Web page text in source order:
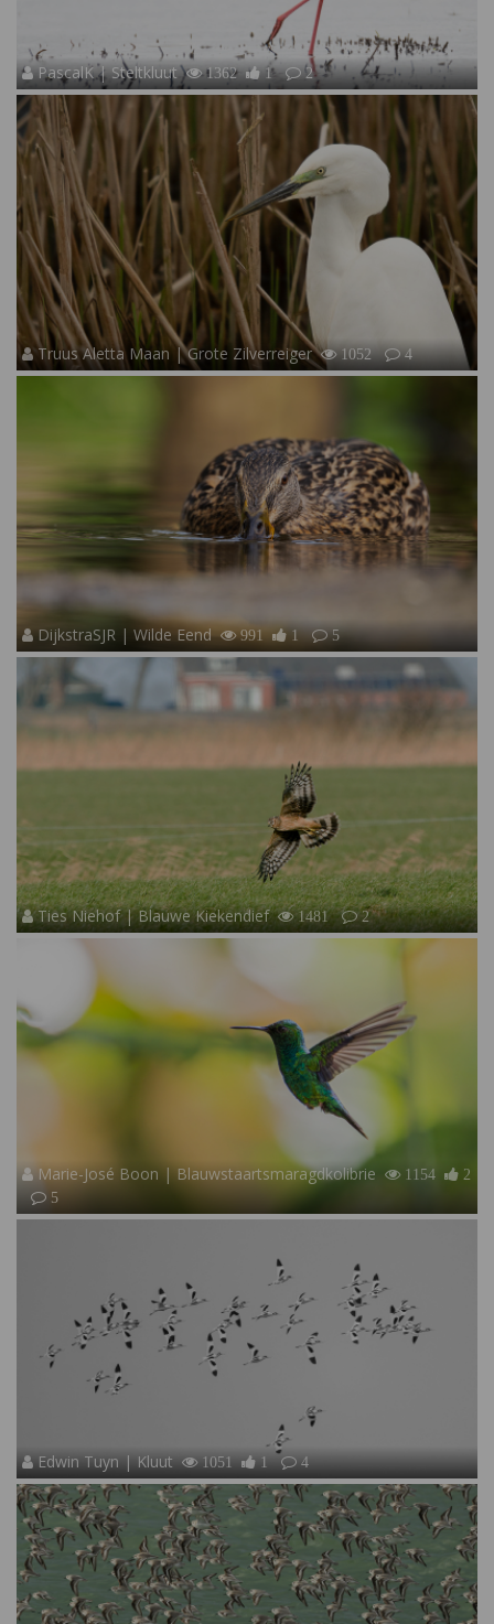
PascalK | Steltkluut 1362 1 2
Truus Aletta Maan | Grote Zilverreiger 1052 4
DijkstraSJR | Wilde Eend 991 1 5
Ties Niehof | Blauwe Kiekendief 1481 2
Marie-José Boon | Blauwstaartsmaragdkolibrie 1154
2
5
Edwin Tuyn | Kluut 1051 1 4